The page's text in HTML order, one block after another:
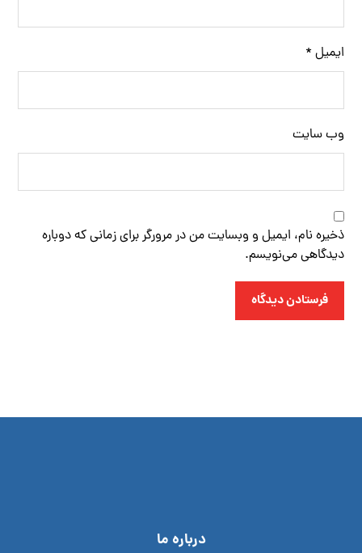
ایمیل *
وب‌ سایت
ذخیره نام، ایمیل و وبسایت من در مرورگر برای زمانی که دوباره
دیدگاهی می‌نویسم.
فرستادن دیدگاه
درباره ما